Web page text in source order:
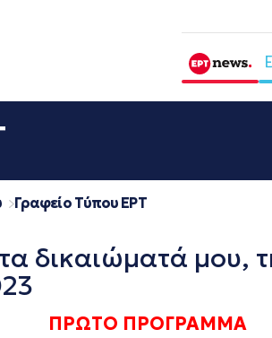
Γραφείο Τύπου ΕΡΤ
μου,
ΠΡΩΤΟ ΠΡΟΓΡΑΜΜΑ